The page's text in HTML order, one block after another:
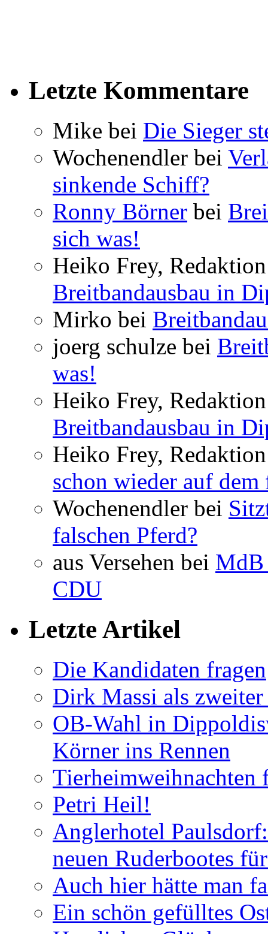
Letzte Kommentare
Mike bei Die Sieger
Wochenendler bei
sinkende Schiff?
Ronny Börner bei
sich was!
Heiko Frey,
Breitbandausbau in
Mirko bei
joerg schulze bei
was!
Heiko Frey,
Breitbandausbau in
Heiko Frey,
schon wieder auf dem
Wochenendler bei
falschen Pferd?
aus Versehen bei MdB
CDU
Letzte Artikel
Die Kandidaten fragen
Dirk Massi als
OB-Wahl in
Körner ins Rennen
Tierheimweihnachten
Petri Heil!
Anglerhotel
neuen Ruderbootes
Auch hier hätte man
Ein schön gefülltes